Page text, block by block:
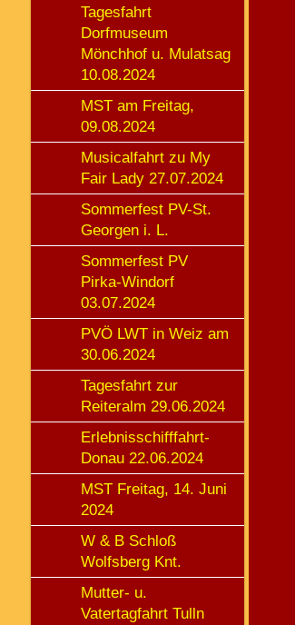
Tagesfahrt
Dorfmuseum
Mönchhof u. Mulatsag
10.08.2024
MST am Freitag,
09.08.2024
Musicalfahrt zu My
Fair Lady 27.07.2024
Sommerfest PV-St.
Georgen i. L.
Sommerfest PV
Pirka-Windorf
03.07.2024
PVÖ LWT in Weiz am
30.06.2024
Tagesfahrt zur
Reiteralm 29.06.2024
Erlebnisschifffahrt-
Donau 22.06.2024
MST Freitag, 14. Juni
2024
W & B Schloß
Wolfsberg Knt.
Mutter- u.
Vatertagfahrt Tulln